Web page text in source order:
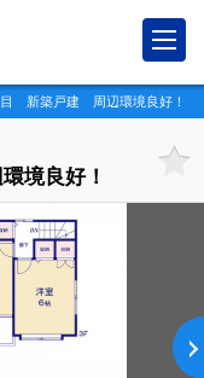
目 新築戸建 周辺環境良好！
境良好！